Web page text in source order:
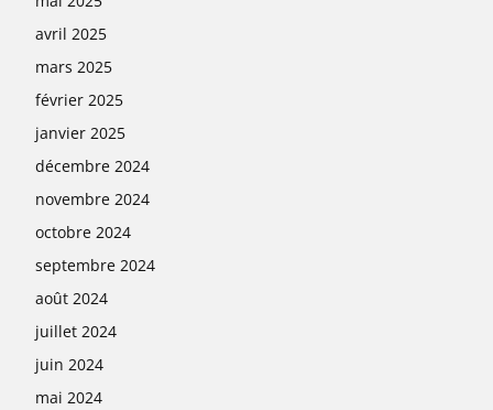
avril 2025
mars 2025
février 2025
janvier 2025
décembre 2024
novembre 2024
octobre 2024
septembre 2024
août 2024
juillet 2024
juin 2024
mai 2024